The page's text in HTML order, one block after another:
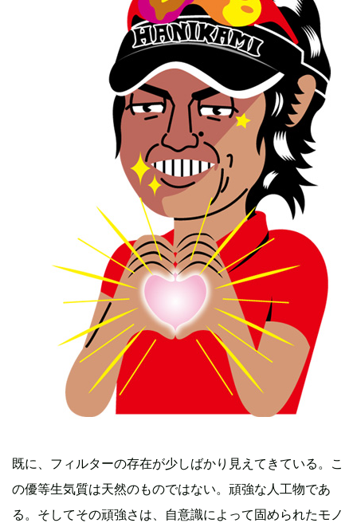
既に、フィルターの存在が少しばかり見えてきている。こ
の優等生気質は天然のものではない。頑強な人工物であ
る。そしてその頑強さは、自意識によって固められたモノ